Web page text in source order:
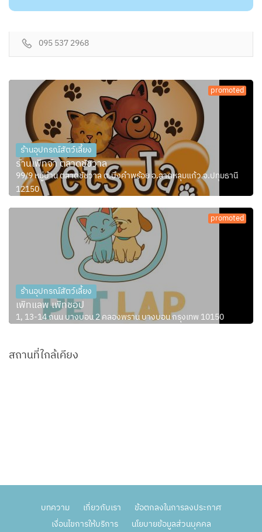
095 537 2968
promoted
ร้านอุปกรณ์สัตว์เลี้ยง
ร้านเพ็ทจ้า ตลาดชัชวาล
99/9 หมู่บ้าน ตลาดชัชวาล ต.บึงคำพร้อย อ.ลาดหลุมแก้ว จ.ปทุมธานี
12150
promoted
ร้านอุปกรณ์สัตว์เลี้ยง
เพ็ทแลพ เพ็ทชอป
1, 13-14 ถนน บางบอน 2 คลองพราน บางบอน กรุงเทพ 10150
สถานที่ใกล้เคียง
บทความ เกี่ยวกับเรา
ข้อตกลงในการลงประกาศ
เงื่อนไขการให้บริการ
นโยบายข้อมูลส่วนบุคคล